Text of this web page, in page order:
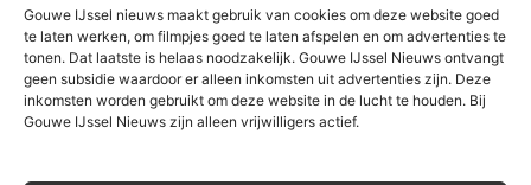
Gouwe IJssel nieuws maakt gebruik van cookies om deze website goed
te laten werken, om filmpjes goed te laten afspelen en om advertenties te
tonen. Dat laatste is helaas noodzakelijk. Gouwe IJssel Nieuws ontvangt
geen subsidie waardoor er alleen inkomsten uit advertenties zijn. Deze
inkomsten worden gebruikt om deze website in de lucht te houden. Bij
Gouwe IJssel Nieuws zijn alleen vrijwilligers actief.
druk op 16-12 (haar 4e). Tussendoor had invaller Koen
Collée met een schot de stand op 15-12 gezet.
Zo ging Nieuwerkerk de laatste 10 minuten in met een
16-12 achterstand. De laatste tien minuten waren voor